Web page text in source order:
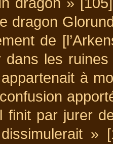
dragon
de
les ruines
à
finit par jurer
»